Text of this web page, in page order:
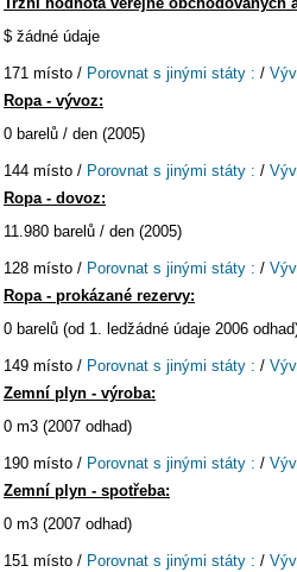
$ žádné údaje
171 místo / Porovnat s jinými státy : /
Ropa - vývoz:
0 barelů / den (2005)
144 místo / Porovnat s jinými státy : /
Ropa - dovoz:
11.980 barelů / den (2005)
128 místo / Porovnat s jinými státy : /
Ropa - prokázané rezervy:
0 barelů (od 1. ledžádné údaje 2006
149 místo / Porovnat s jinými státy : /
Zemní plyn - výroba:
0 m3 (2007 odhad)
190 místo / Porovnat s jinými státy : /
Zemní plyn - spotřeba:
0 m3 (2007 odhad)
151 místo / Porovnat s jinými státy : /